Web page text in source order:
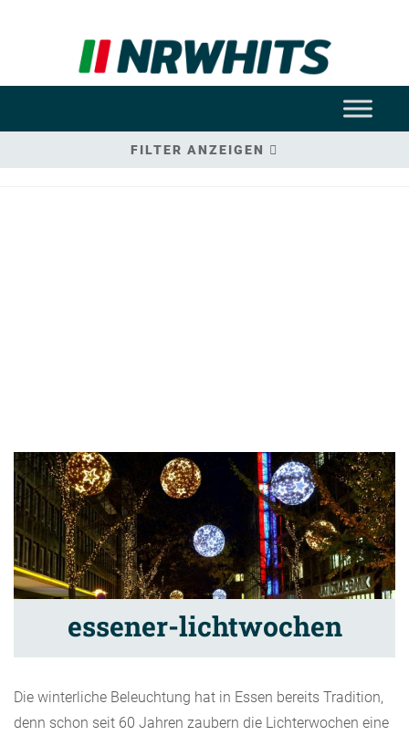
FILTER ANZEIGEN
essener-lichtwochen
Die winterliche Beleuchtung hat in Essen bereits Tradition,
denn schon seit 60 Jahren zaubern die Lichterwochen eine